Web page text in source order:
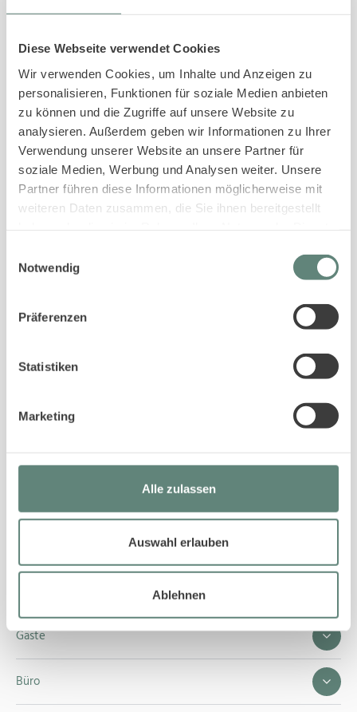
Diese Webseite verwendet Cookies
Wir verwenden Cookies, um Inhalte und Anzeigen zu
personalisieren, Funktionen für soziale Medien anbieten
zu können und die Zugriffe auf unsere Website zu
analysieren. Außerdem geben wir Informationen zu Ihrer
Verwendung unserer Website an unsere Partner für
soziale Medien, Werbung und Analysen weiter. Unsere
Partner führen diese Informationen möglicherweise mit
weiteren Daten zusammen, die Sie ihnen bereitgestellt
Notwendig
Präferenzen
Statistiken
Marketing
Alle zulassen
Auswahl erlauben
Ablehnen
sylt_er
ER
Gäste
Büro